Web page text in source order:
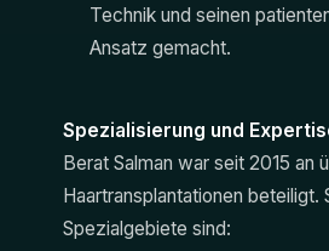
Technik und seinen
Ansatz gemacht.
Spezialisierung und
Berat Salman war seit 2015 an
Haartransplantationen beteiligt.
Spezialgebiete sind: